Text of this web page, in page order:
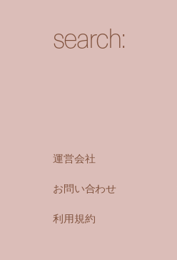
search:
運営会社
お問い合わせ
利用規約